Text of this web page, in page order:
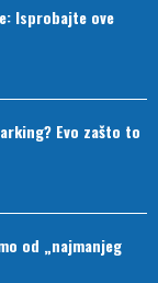
Isprobajte ove
Evo zašto to
od „najmanjeg